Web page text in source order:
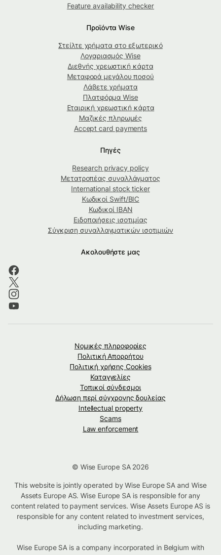
Feature availability checker
Προϊόντα Wise
Στείλτε χρήματα στο εξωτερικό
Λογαριασμός Wise
Διεθνής χρεωστική κάρτα
Μεταφορά μεγάλου ποσού
Λάβετε χρήματα
Πλατφόρμα Wise
Εταιρική χρεωστική κάρτα
Μαζικές πληρωμές
Accept card payments
Πηγές
Research privacy policy
Μετατροπέας συναλλάγματος
International stock ticker
Κωδικοί Swift/BIC
Κωδικοί IBAN
Ειδοποιήσεις ισοτιμίας
Σύγκριση συναλλαγματικών ισοτιμιών
Ακολουθήστε μας
Νομικές πληροφορίες
Πολιτική Απορρήτου
Πολιτική χρήσης Cookies
Καταγγελίες
Τοπικοί σύνδεσμοι
Δήλωση περί σύγχρονης δουλείας
Intellectual property
Scams
Law enforcement
© Wise Europe SA 2026
This website is jointly operated by Wise Europe SA and Wise
Assets Europe AS. Wise Europe SA is responsible for any
content related to payment services. Wise Assets Europe AS is
responsible for any content related to investment services,
including marketing.
Wise Europe SA is a company incorporated in Belgium with